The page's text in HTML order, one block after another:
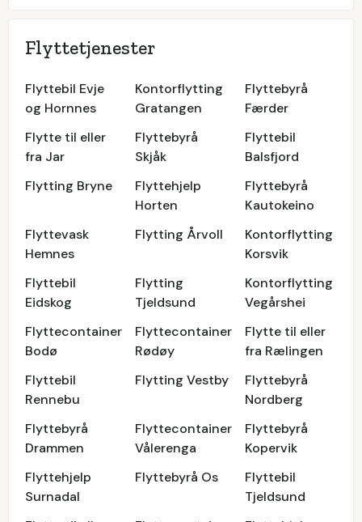
Flyttetjenester
Flyttebil Evje
og Hornnes
Kontorflytting
Gratangen
Flyttebyrå
Færder
Flytte til eller
fra Jar
Flyttebyrå
Skjåk
Flyttebil
Balsfjord
Flytting Bryne
Flyttehjelp
Horten
Flyttebyrå
Kautokeino
Flyttevask
Hemnes
Flytting Årvoll
Kontorflytting
Korsvik
Flyttebil
Eidskog
Flytting
Tjeldsund
Kontorflytting
Vegårshei
Flyttecontainer
Bodø
Flyttecontainer
Rødøy
Flytte til eller
fra Rælingen
Flyttebil
Rennebu
Flytting Vestby
Flyttebyrå
Nordberg
Flyttebyrå
Drammen
Flyttecontainer
Vålerenga
Flyttebyrå
Kopervik
Flyttehjelp
Surnadal
Flyttebyrå Os
Flyttebil
Tjeldsund